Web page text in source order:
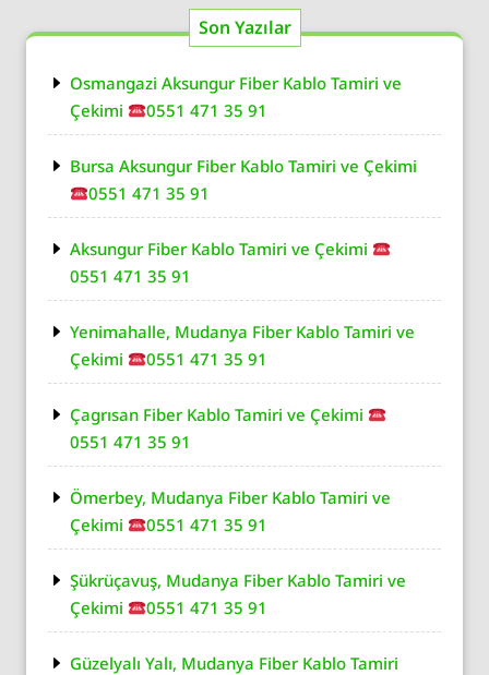
Son Yazılar
Osmangazi Aksungur Fiber Kablo Tamiri ve
Çekimi
0551 471 35 91
Bursa Aksungur Fiber Kablo Tamiri ve Çekimi
0551 471 35 91
Aksungur Fiber Kablo Tamiri ve Çekimi
0551 471 35 91
Yenimahalle, Mudanya Fiber Kablo Tamiri ve
Çekimi
0551 471 35 91
Çagrısan Fiber Kablo Tamiri ve Çekimi
0551 471 35 91
Ömerbey, Mudanya Fiber Kablo Tamiri ve
Çekimi
0551 471 35 91
Şükrüçavuş, Mudanya Fiber Kablo Tamiri ve
Çekimi
0551 471 35 91
Güzelyalı Yalı, Mudanya Fiber Kablo Tamiri